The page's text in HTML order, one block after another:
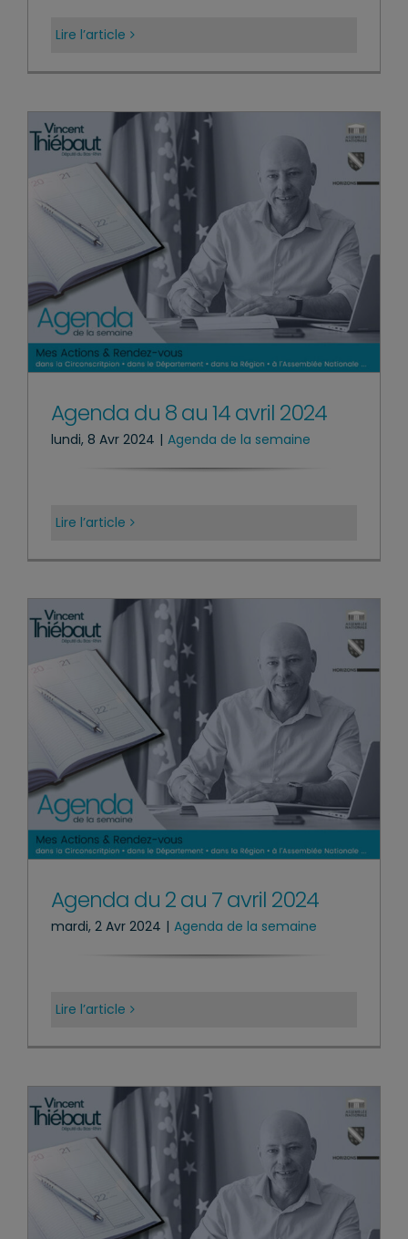
Lire l’article
Agenda du 8 au 14 avril 2024
lundi, 8 Avr 2024 | Agenda de la semaine
Lire l’article
Agenda du 2 au 7 avril 2024
mardi, 2 Avr 2024 | Agenda de la semaine
Lire l’article